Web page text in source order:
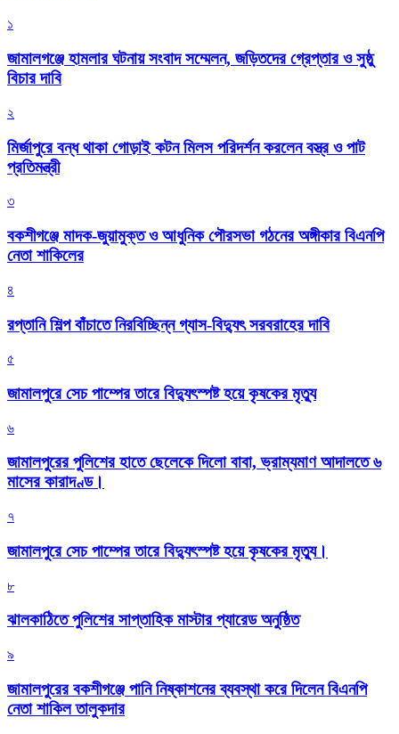
১
জামালগঞ্জে হামলার ঘটনায় সংবাদ সম্মেলন, জড়িতদের গ্রেপ্তার ও সুষ্ঠু
বিচার দাবি
২
মির্জাপুরে বন্ধ থাকা গোড়াই কটন মিলস পরিদর্শন করলেন বস্ত্র ও পাট
প্রতিমন্ত্রী
৩
বকশীগঞ্জে মাদক-জুয়ামুক্ত ও আধুনিক পৌরসভা গঠনের অঙ্গীকার বিএনপি
নেতা শাকিলের
৪
রপ্তানি শিল্প বাঁচাতে নিরবিচ্ছিন্ন গ্যাস-বিদ্যুৎ সরবরাহের দাবি
৫
জামালপুরে সেচ পাম্পের তারে বিদ্যুৎস্পষ্ট হয়ে কৃষকের মৃত্যু
৬
জামালপুরের পুলিশের হাতে ছেলেকে দিলো বাবা, ভ্রাম্যমাণ আদালতে ৬
মাসের কারাদণ্ড।
৭
জামালপুরে সেচ পাম্পের তারে বিদ্যুৎস্পষ্ট হয়ে কৃষকের মৃত্যু।
৮
‎ঝালকাঠিতে পুলিশের সাপ্তাহিক মাস্টার প্যারেড অনুষ্ঠিত
৯
জামালপুরের বকশীগঞ্জে পানি নিষ্কাশনের ব্যবস্থা করে দিলেন বিএনপি
নেতা শাকিল তালুকদার